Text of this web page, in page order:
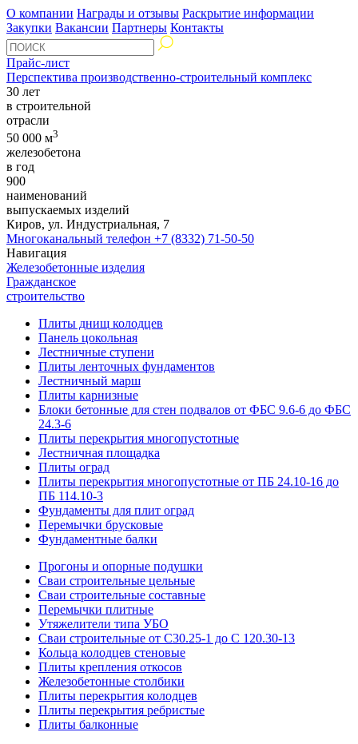
О компании Награды и отзывы Раскрытие информации
Закупки Вакансии Партнеры Контакты
Прайс-лист
Перспектива производственно-строительный комплекс
30 лет
в строительной
отрасли
50 000 м3
железобетона
в год
900
наименований
выпускаемых изделий
Киров, ул. Индустриальная, 7
Многоканальный телефон +7 (8332) 71-50-50
Навигация
Железобетонные изделия
Гражданское
строительство
Плиты днищ колодцев
Панель цокольная
Лестничные ступени
Плиты ленточных фундаментов
Лестничный марш
Плиты карнизные
Блоки бетонные для стен подвалов от ФБС 9.6-6 до ФБС
24.3-6
Плиты перекрытия многопустотные
Лестничная площадка
Плиты оград
Плиты перекрытия многопустотные от ПБ 24.10-16 до
ПБ 114.10-3
Фундаменты для плит оград
Перемычки брусковые
Фундаментные балки
Прогоны и опорные подушки
Сваи строительные цельные
Сваи строительные составные
Перемычки плитные
Утяжелители типа УБО
Сваи строительные от С30.25-1 до С 120.30-13
Кольца колодцев стеновые
Плиты крепления откосов
Железобетонные столбики
Плиты перекрытия колодцев
Плиты перекрытия ребристые
Плиты балконные